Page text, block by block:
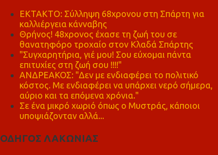
ΕΚΤΑΚΤΟ: Σύλληψη 68χρονου στη Σπάρτη για
καλλιέργεια κάνναβης
Θρήνος! 48χρονος έχασε τη ζωή του σε
θανατηφόρο τροχαίο στον Κλαδά Σπάρτης
"Συγχαρητήρια, γιέ μου! Σου εύχομαι πάντα
επιτυχίες στη ζωή σου !!!!"
ΑΝΔΡΕΑΚΟΣ: "Δεν με ενδιαφέρει το πολιτικό
κόστος. Με ενδιαφέρει να υπάρχει νερό σήμερα,
αύριο και τα επόμενα χρόνια."
Σε ένα μικρό χωριό όπως ο Μυστράς, κάποιοι
υποψιάζονταν αλλά...
ΟΔΗΓΟΣ ΛΑΚΩΝΙΑΣ